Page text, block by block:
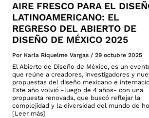
AIRE FRESCO PARA EL
LATINOAMERICANO: EL
REGRESO DEL ABIERTO DE
DISEÑO DE MÉXICO 2025
Por Karla Riquelme Vargas / 29 octubre 2025
El Abierto de Diseño de México, es un
que reúne a creadores, investigadores y
propuestas del diseño mexicano e
Este año volvió -luego de 4 años- con una
propuesta renovada, que buscó reflejar la
complejidad y la diversidad del mundo de
[Leer más]